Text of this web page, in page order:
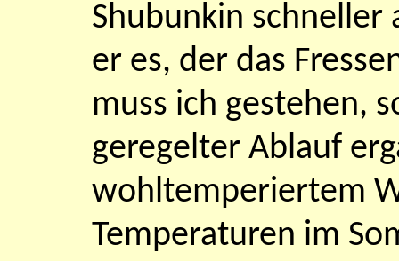
Shubunkin schneller
er es, der das
muss ich gestehen,
geregelter Ablauf
wohltemperiertem
Temperaturen im